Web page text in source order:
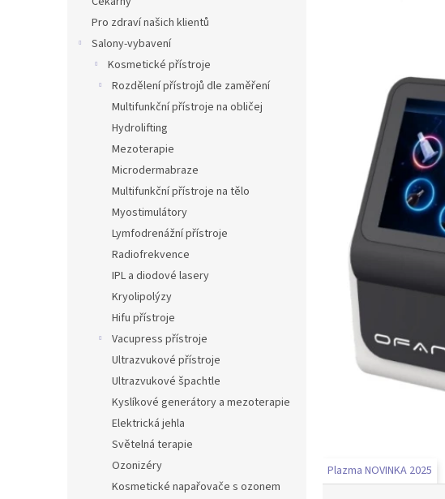
Pro zdraví našich klientů
Salony-vybavení
Kosmetické přístroje
Rozdělení přístrojů dle zaměření
Multifunkční přístroje na obličej
Hydrolifting
Mezoterapie
Microdermabraze
Multifunkční přístroje na tělo
Myostimulátory
Lymfodrenážní přístroje
Radiofrekvence
IPL a diodové lasery
Kryolipolýzy
Hifu přístroje
Vacupress přístroje
Ultrazvukové přístroje
Ultrazvukové špachtle
Kyslíkové generátory a mezoterapie
Elektrická jehla
Světelná terapie
Ozonizéry
Kosmetické napařovače s ozonem
Plazma NOVINKA 2025